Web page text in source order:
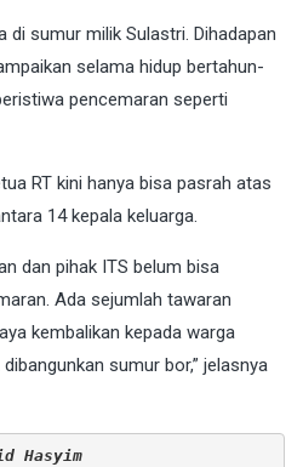
di sumur milik Sulastri. Dihadapan
selama hidup bertahun-
pencemaran seperti
RT kini hanya bisa pasrah atas
14 kepala keluarga.
dan pihak ITS belum bisa
Ada sejumlah tawaran
kembalikan kepada warga
sumur bor,” jelasnya
Hasyim